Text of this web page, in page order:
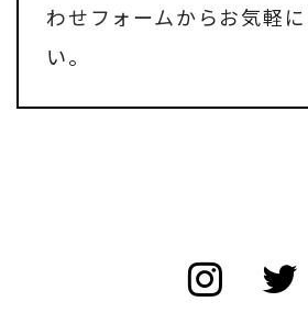
わせフォームからお気軽
い。